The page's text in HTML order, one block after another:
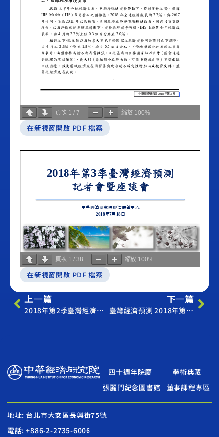
頁次 1 / 7 縮放 100%
在新視窗開啟 PDF 檔案
頁次 1 / 38 縮放 100%
在新視窗開啟 PDF 檔案
上一篇
2018年第2季臺灣經濟預測
下一篇
臺灣經濟預測 2018年第2季分析內容及統計資料（Economic Forecast Report 2018Q2）
四十週年院慶
學術典藏
張麗門紀念圖書館
董事課程專區
地址: 台北市大安區長興街75號
電話: +886-2-2735-6006